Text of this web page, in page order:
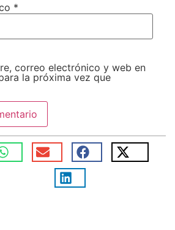
*
correo electrónico y web en
la próxima vez que